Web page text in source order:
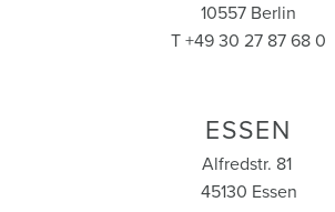
10557 Berlin
T +49 30 27 87 68 0
ESSEN
Alfredstr. 81
45130 Essen